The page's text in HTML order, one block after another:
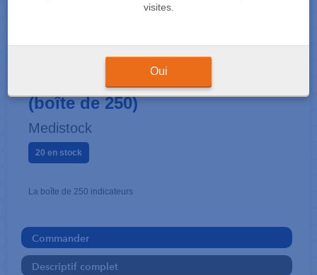
visites.
Oui
Indicateur de stérilisation
(boîte de 250)
Medistock
20 en stock
La boîte de 250 indicateurs
Commander
Descriptif complet